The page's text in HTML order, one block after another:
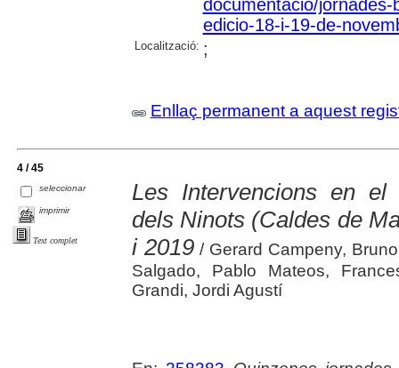
documentacio/
edicio-18-i-19-de-
Localització: ;
Enllaç permanent a aquest
4 / 45
seleccionar
imprimir
Text complet
Les Intervencions en el
dels Ninots (Caldes de
i 2019/ Gerard Campeny,
Salgado, Pablo Mateos,
Grandi, Jordi Agustí